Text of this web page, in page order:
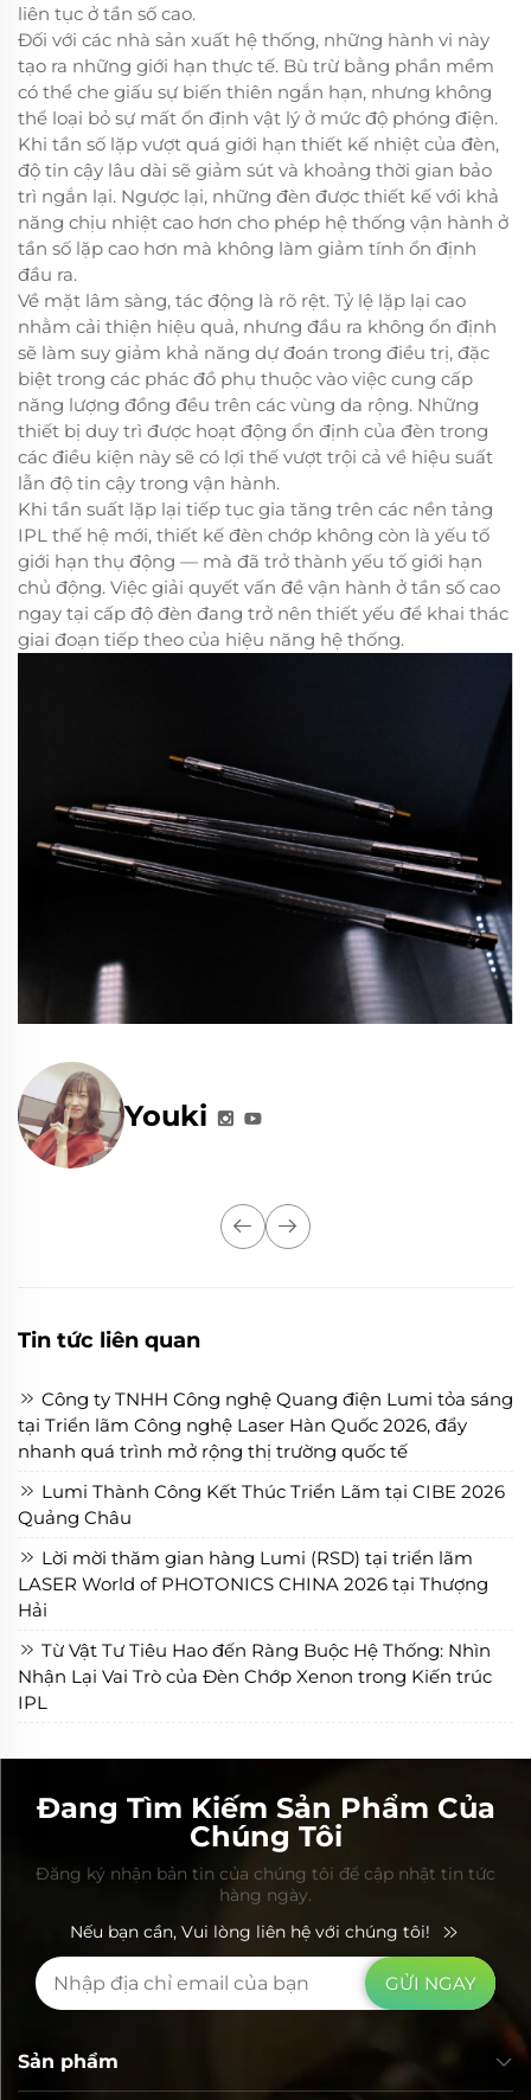
liên tục ở tần số cao.
Đối với các nhà sản xuất hệ thống, những hành vi này
tạo ra những giới hạn thực tế. Bù trừ bằng phần mềm
có thể che giấu sự biến thiên ngắn hạn, nhưng không
thể loại bỏ sự mất ổn định vật lý ở mức độ phóng điện.
Khi tần số lặp vượt quá giới hạn thiết kế nhiệt của đèn,
độ tin cậy lâu dài sẽ giảm sút và khoảng thời gian bảo
trì ngắn lại. Ngược lại, những đèn được thiết kế với khả
năng chịu nhiệt cao hơn cho phép hệ thống vận hành ở
tần số lặp cao hơn mà không làm giảm tính ổn định
đầu ra.
Về mặt lâm sàng, tác động là rõ rệt. Tỷ lệ lặp lại cao
nhằm cải thiện hiệu quả, nhưng đầu ra không ổn định
sẽ làm suy giảm khả năng dự đoán trong điều trị, đặc
biệt trong các phác đồ phụ thuộc vào việc cung cấp
năng lượng đồng đều trên các vùng da rộng. Những
thiết bị duy trì được hoạt động ổn định của đèn trong
các điều kiện này sẽ có lợi thế vượt trội cả về hiệu suất
lẫn độ tin cậy trong vận hành.
Khi tần suất lặp lại tiếp tục gia tăng trên các nền tảng
IPL thế hệ mới, thiết kế đèn chớp không còn là yếu tố
giới hạn thụ động — mà đã trở thành yếu tố giới hạn
chủ động. Việc giải quyết vấn đề vận hành ở tần số cao
ngay tại cấp độ đèn đang trở nên thiết yếu để khai thác
giai đoạn tiếp theo của hiệu năng hệ thống.
Youki
Tin tức liên quan
Công ty TNHH Công nghệ Quang điện Lumi tỏa sáng
tại Triển lãm Công nghệ Laser Hàn Quốc 2026, đẩy
nhanh quá trình mở rộng thị trường quốc tế
Lumi Thành Công Kết Thúc Triển Lãm tại CIBE 2026
Quảng Châu
Lời mời thăm gian hàng Lumi (RSD) tại triển lãm
LASER World of PHOTONICS CHINA 2026 tại Thượng
Hải
Từ Vật Tư Tiêu Hao đến Ràng Buộc Hệ Thống: Nhìn
Nhận Lại Vai Trò của Đèn Chớp Xenon trong Kiến trúc
IPL
Đang Tìm Kiếm Sản Phẩm Của
Chúng Tôi
Đăng ký nhận bản tin của chúng tôi để cập nhật tin tức
hàng ngày.
Nếu bạn cần, Vui lòng liên hệ với chúng tôi!
GỬI NGAY
Sản phẩm